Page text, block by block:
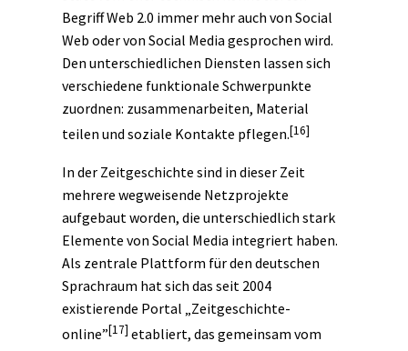
Begriff Web 2.0 immer mehr auch von Social
Web oder von Social Media gesprochen wird.
Den unterschiedlichen Diensten lassen sich
verschiedene funktionale Schwerpunkte
zuordnen: zusammenarbeiten, Material
teilen und soziale Kontakte pflegen.[16]
In der Zeitgeschichte sind in dieser Zeit
mehrere wegweisende Netzprojekte
aufgebaut worden, die unterschiedlich stark
Elemente von Social Media integriert haben.
Als zentrale Plattform für den deutschen
Sprachraum hat sich das seit 2004
existierende Portal „Zeitgeschichte-
online”[17] etabliert, das gemeinsam vom